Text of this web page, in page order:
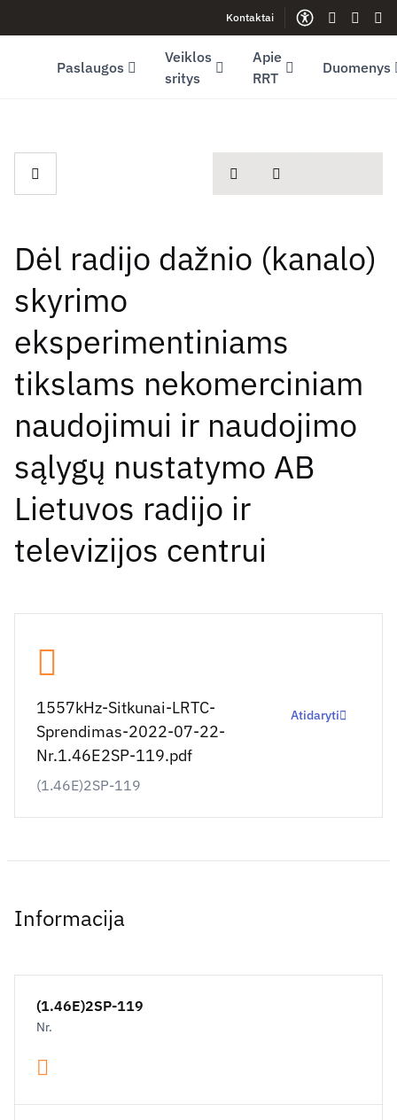
Youtube (opens in new window)Kontaktai
Gestų
Paslaugos
Veiklos
sritys
Apie
RRT
Duomenys
spausdintiDalintis
Dėl radijo dažnio (kanalo)
skyrimo
eksperimentiniams
tikslams nekomerciniam
naudojimui ir naudojimo
sąlygų nustatymo AB
Lietuvos radijo ir
televizijos centrui
1557kHz-Sitkunai-LRTC-
Sprendimas-2022-07-22-
Nr.1.46E2SP-119.pdf
(1.46E)2SP-119
Atidaryti
Informacija
(1.46E)2SP-119
Nr.